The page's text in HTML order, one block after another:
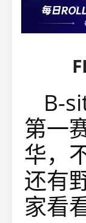
B-
第一
华，
还有
家看